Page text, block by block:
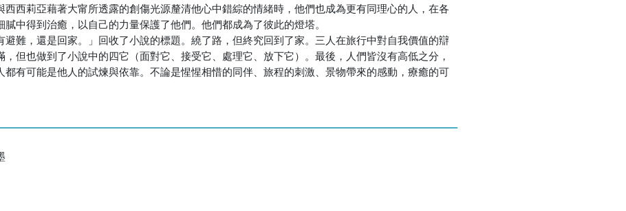
西莉亞藉著大甯所透露的創傷光源釐清他心中錯綜的情緒時，他們也成為更有同理心的人，在各
中得到治癒，以自己的力量保護了他們。他們都成為了彼此的燈塔。
難，還是回家。」回收了小說的標題。繞了路，但終究回到了家。三人在旅行中對自我價值的辯
但也做到了小說中的四它（面對它、接受它、處理它、放下它）。最後，人們皆沒有高低之分，
有可能是他人的試煉與依靠。不論是惺惺相惜的同伴、旅程的刺激、景物帶來的感動，療癒的可